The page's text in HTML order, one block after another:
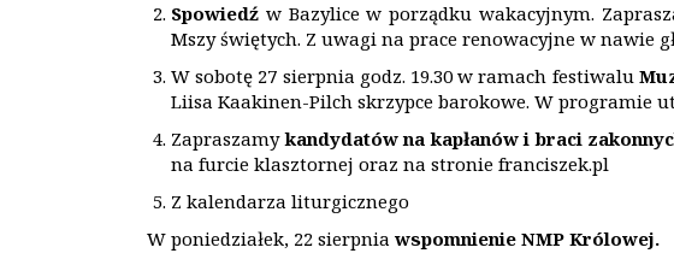
Spowiedź w Bazylice w porządku wakacyjnym.
Mszy świętych. Z uwagi na prace renowacyjne w nawie
W sobotę 27 sierpnia godz. 19.30 w ramach festiwalu
Liisa Kaakinen-Pilch skrzypce barokowe. W programie
Zapraszamykandydatów na kapłanów i braci
na furcie klasztornej oraz na stronie franciszek.pl
Z kalendarza liturgicznego
W poniedziałek, 22 sierpnia wspomnienie NMP Królowej.